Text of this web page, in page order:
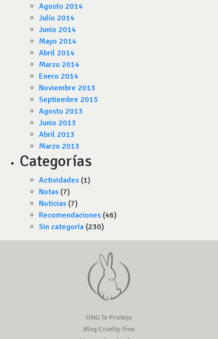
Agosto 2014
Julio 2014
Junio 2014
Mayo 2014
Abril 2014
Marzo 2014
Enero 2014
Noviembre 2013
Septiembre 2013
Agosto 2013
Junio 2013
Abril 2013
Marzo 2013
Categorías
Actividades (1)
Notas (7)
Noticias (7)
Recomendaciones (46)
Sin categoría (230)
ONG Te Protejo
Blog Cruelty-free